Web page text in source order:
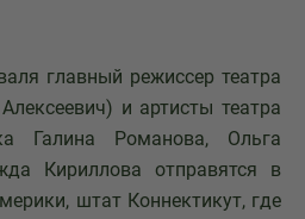
главный режиссер театра
и артисты театра
Галина Романова, Ольга
Кириллова отправятся в
штат Коннектикут, где